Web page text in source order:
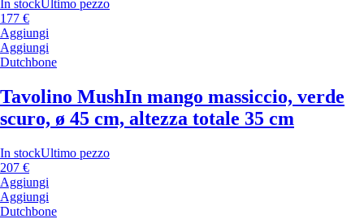
In stockUltimo pezzo
177 €
Aggiungi
Aggiungi
Dutchbone
Tavolino MushIn mango massiccio, verde
scuro, ø 45 cm, altezza totale 35 cm
In stockUltimo pezzo
207 €
Aggiungi
Aggiungi
Dutchbone